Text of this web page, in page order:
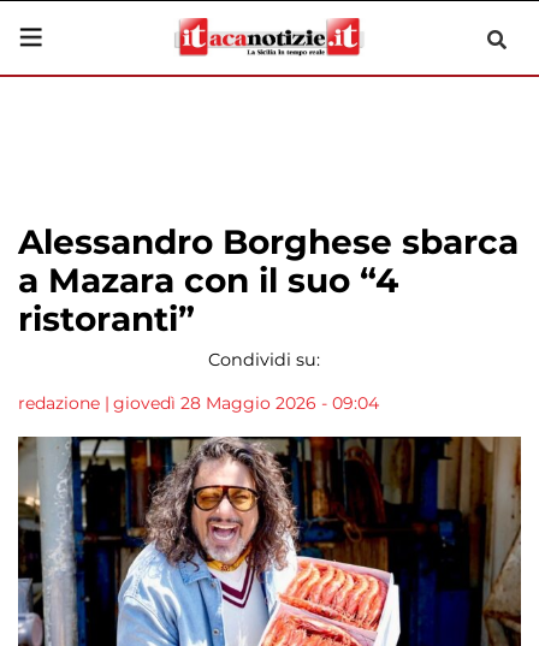
Alessandro Borghese sbarca
a Mazara con il suo “4
ristoranti”
Condividi su:
redazione | giovedì 28 Maggio 2026 - 09:04